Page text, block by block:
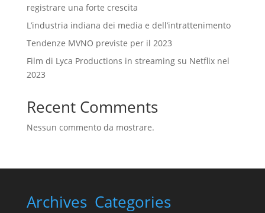
registrare una forte crescita
L’industria indiana dei media e dell’intrattenimento
Tendenze MVNO previste per il 2023
Film di Lyca Productions in streaming su Netflix nel
2023
Recent Comments
Nessun commento da mostrare.
Archives Categories